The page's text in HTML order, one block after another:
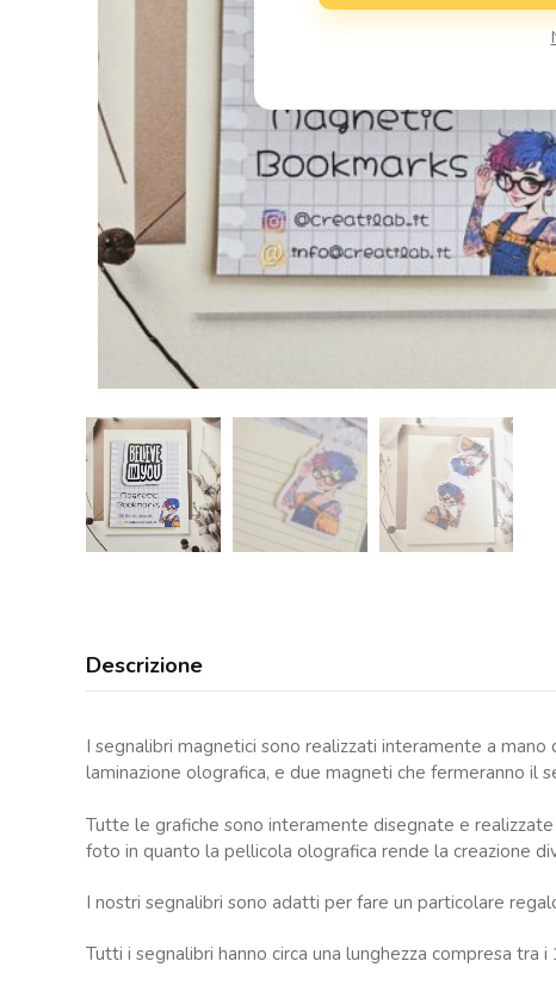
Descrizione
I segnalibri magnetici sono realizzati interamente a
laminazione olografica, e due magneti che fermeranno il
Tutte le grafiche sono interamente disegnate e
foto in quanto la pellicola olografica rende la creazione
I nostri segnalibri sono adatti per fare un particolare
Tutti i segnalibri hanno circa una lunghezza compresa tra